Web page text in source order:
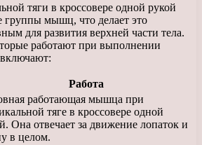
тяги в кроссовере одной рукой
группы мышц, что делает это
для развития верхней части тела.
работают при выполнении
Работа
работающая мышца при
тяге в кроссовере одной
Она отвечает за движение лопаток и
в целом.